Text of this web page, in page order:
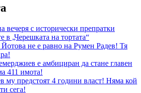
вечеря с исторически препратки
в „Черешката на тортата“
не е равно на Румен Радев! Тя
е амбициран да стане главен
411 имота!
му предстоят 4 години власт! Няма кой
сега!